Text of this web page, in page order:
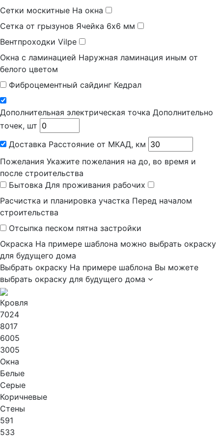
Сетки москитные На окна
Сетка от грызунов Ячейка 6х6 мм
Вентпроходки Vilpe
Окна с ламинацией Наружная ламинация иным от
белого цветом
Фиброцементный сайдинг Кедрал
Дополнительная электрическая точка Дополнительно
точек, шт
Доставка Расстояние от МКАД, км
Пожелания Укажите пожелания на до, во время и
после строительства
Бытовка Для проживания рабочих
Расчистка и планировка участка Перед началом
строительства
Отсыпка песком пятна застройки
Окраска На примере шаблона можно выбрать окраску
для будущего дома
Выбрать окраску На примере шаблона Вы можете
выбрать окраску для будущего дома
Кровля
7024
8017
6005
3005
Окна
Белые
Серые
Коричневые
Стены
591
533